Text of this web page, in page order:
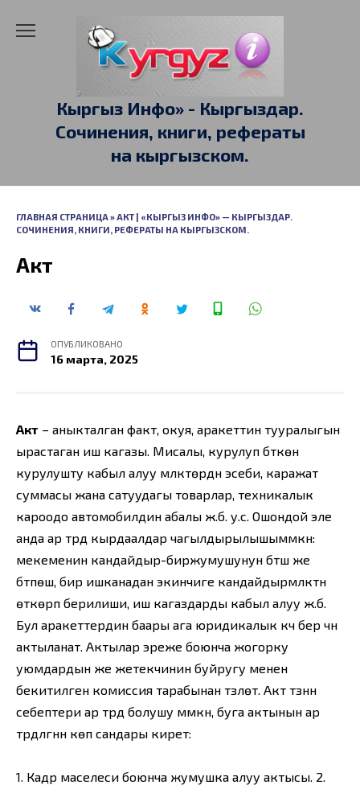
Кыргыз Инфо» - Кыргыздар.
Сочинения, книги, рефераты
на кыргызском.
ГЛАВНАЯ СТРАНИЦА»АКТ | «КЫРГЫЗ ИНФО» — КЫРГЫЗДАР.
СОЧИНЕНИЯ, КНИГИ, РЕФЕРАТЫ НА КЫРГЫЗСКОМ.
Акт
ОПУБЛИКОВАНО
16 марта, 2025
Акт – аныкталган факт, окуя, аракеттин тууралыгын
ырастаган иш кагазы. Мисалы, курулуп бүткөн
курулушту кабыл алуу мүлктөрдүн эсеби, каражат
суммасы жана сатуудагы товарлар, техникалык
кароодо автомобилдин абалы ж.б. у.с. Ошондой эле
анда ар түрдүү кырдаалдар чагылдырылышымүмкүн:
мекеменин кандайдыр-биржумушунун бүтүшү же
бүтпөшү, бир ишканадан экинчиге кандайдырмүлктүн
өткөрүп берилиши, иш кагаздарды кабыл алуу ж.б.
Бул аракеттердин баары ага юридикалык күч берүү үчүн
актыланат. Актылар эреже боюнча жогорку
уюмдардын же жетекчинин буйругу менен
бекитилген комиссия тарабынан түзүлөт. Акт түзүүнүн
себептери ар түрдүү болушу мүмкүн, буга актынын ар
түрдүүлүгүнүн көп сандары кирет:
1. Кадр маселеси боюнча жумушка алуу актысы. 2.